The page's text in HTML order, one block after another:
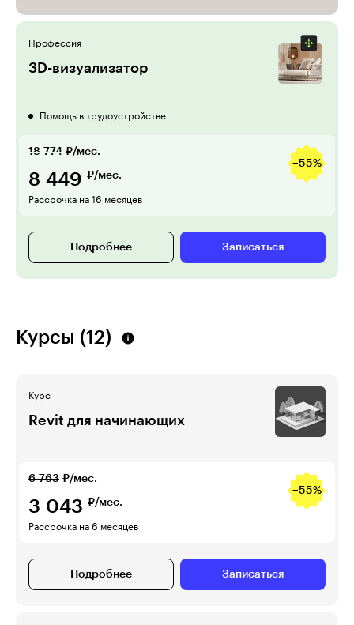
Профессия
3D-визуализатор
Помощь в трудоустройстве
18 774 ₽/мес.
−55%
8 449 ₽/мес.
Рассрочка на 16 месяцев
Подробнее Записаться
Курсы (12)
Курс
Revit для начинающих
6 763 ₽/мес.
−55%
3 043 ₽/мес.
Рассрочка на 6 месяцев
Подробнее Записаться